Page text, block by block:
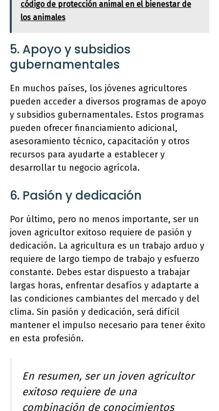
código de protección animal en el bienestar de
los animales
5. Apoyo y subsidios
gubernamentales
En muchos países, los jóvenes agricultores
pueden acceder a diversos programas de apoyo
y subsidios gubernamentales. Estos programas
pueden ofrecer financiamiento adicional,
asesoramiento técnico, capacitación y otros
recursos para ayudarte a establecer y
desarrollar tu negocio agrícola.
6. Pasión y dedicación
Por último, pero no menos importante, ser un
joven agricultor exitoso requiere de pasión y
dedicación. La agricultura es un trabajo arduo y
requiere de largo tiempo de trabajo y esfuerzo
constante. Debes estar dispuesto a trabajar
largas horas, enfrentar desafíos y adaptarte a
las condiciones cambiantes del mercado y del
clima. Sin pasión y dedicación, será difícil
mantener el impulso necesario para tener éxito
en esta profesión.
En resumen, ser un joven agricultor
exitoso requiere de una
combinación de conocimientos